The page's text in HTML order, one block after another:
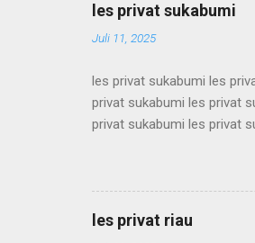
surabaya les privat
les privat sukabumi
Juli 11, 2025
les privat sukabumi les
privat sukabumi les privat
privat sukabumi les privat
privat sukabumi les privat
privat sukabumi les privat
privat sukabumi les privat
privat sukabumi les privat
les privat riau